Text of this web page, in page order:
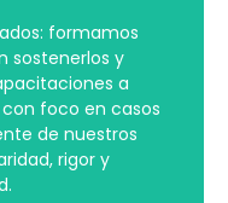
formamos
sostenerlos y
a
foco en casos
de nuestros
rigor y
formamos
sostenerlos y
a
foco en casos
de nuestros